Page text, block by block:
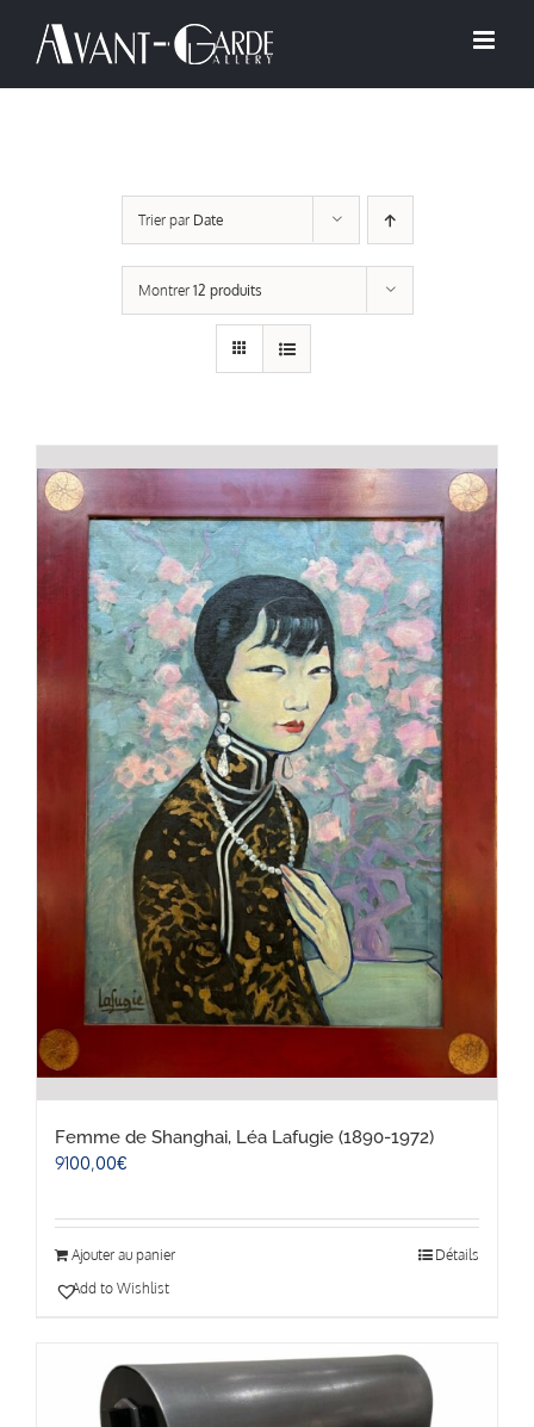
contenu
Trier par Date
Montrer 12 produits
Femme de Shanghai, Léa Lafugie (1890-1972)
9100,00€
Ajouter au panier
Détails
Add to Wishlist